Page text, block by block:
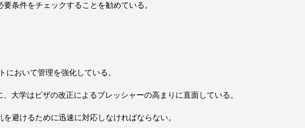
条件をチェックすることを勧めている。
おいて管理を強化している。
大学はビザの改正によるプレッシャーの高まりに直面している。
避けるために迅速に対応しなければならない。